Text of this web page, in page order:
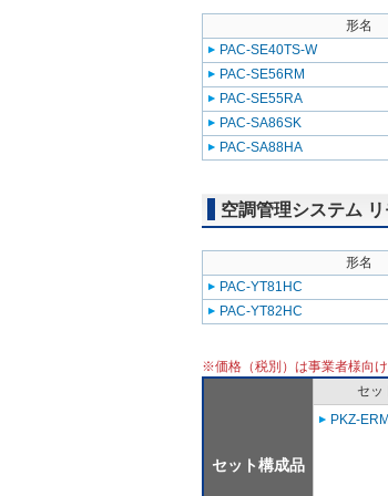
形名
PAC-SE40TS-W
PAC-SE56RM
PAC-SE55RA
PAC-SA86SK
PAC-SA88HA
空調管理システム
形名
PAC-YT81HC
PAC-YT82HC
※価格（税別）は事業者様向
セット構成品
セッ
PKZ-